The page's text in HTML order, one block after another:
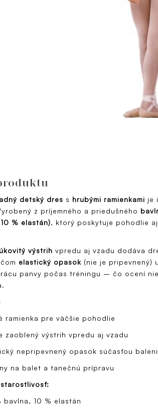
detský dres s hrubými ramienkami je
z príjemného a priedušného
% elastán), ktorý poskytuje pohodlie
výstrih vpredu aj vzadu dodáva
elastický opasok (nie je pripevnený)
panvy počas tréningu – čo ocení
ramienka pre väčšie pohodlie
zaoblený výstrih vpredu aj vzadu
nepripevnený opasok súčasťou
na balet a tanečnú prípravu
bavlna, 10 % elastán